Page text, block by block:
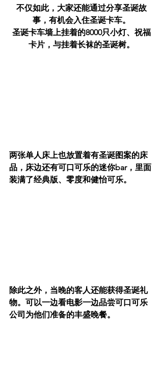
不仅如此，大家还能通过分享圣诞故
事，有机会入住圣诞卡车。
圣诞卡车墙上挂着的8000只小灯、祝福
卡片，与挂着长袜的圣诞树。
两张单人床上也放置着有圣诞图案的床
品，床边还有可口可乐的迷你bar，里面
装满了经典版、零度和健怡可乐。
除此之外，当晚的客人还能获得圣诞礼
物。可以一边看电影一边品尝可口可乐
公司为他们准备的丰盛晚餐。